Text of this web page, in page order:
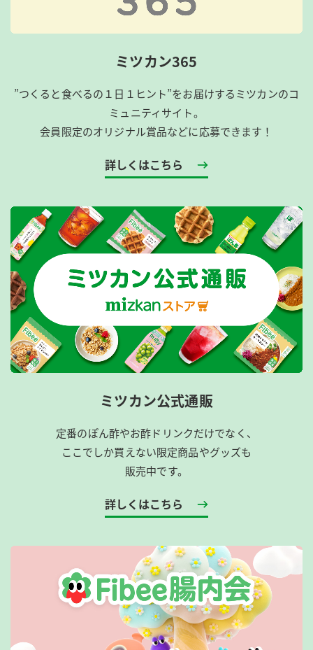
ミツカン365
”つくると食べるの１日１ヒント”をお届けするミツカンのコ
ミュニティサイト。
会員限定のオリジナル賞品などに応募できます！
詳しくはこちら
ミツカン公式通販
定番のぽん酢やお酢ドリンクだけでなく、
ここでしか買えない限定商品やグッズも
販売中です。
詳しくはこちら